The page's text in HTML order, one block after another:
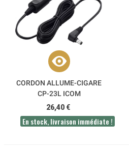
CORDON ALLUME-CIGARE
CP-23L ICOM
26,40 €
En stock, livraison immédiate !